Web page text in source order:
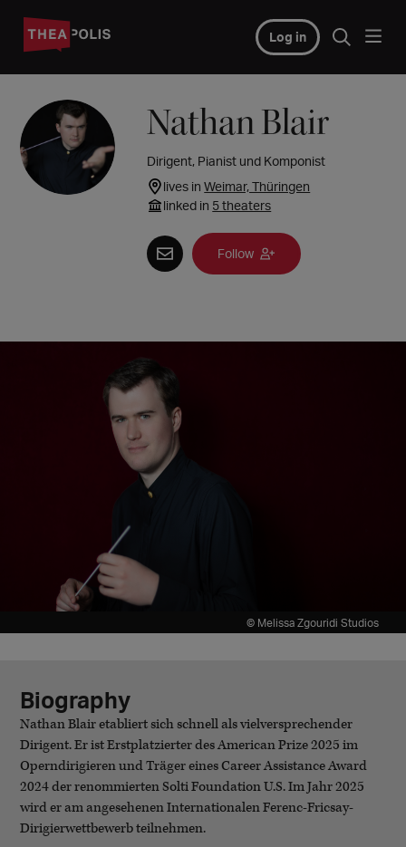
Log in
Nathan Blair
Dirigent, Pianist und Komponist
lives inWeimar, Thüringen
linked in 5 theaters
Follow
© Melissa Zgouridi Studios
Biography
Nathan Blair etabliert sich schnell als vielversprechender
Dirigent. Er ist Erstplatzierter des American Prize 2025 im
Operndirigieren und Träger eines Career Assistance Award
2024 der renommierten Solti Foundation U.S. Im Jahr 2025
wird er am angesehenen Internationalen Ferenc-Fricsay-
Dirigierwettbewerb teilnehmen.